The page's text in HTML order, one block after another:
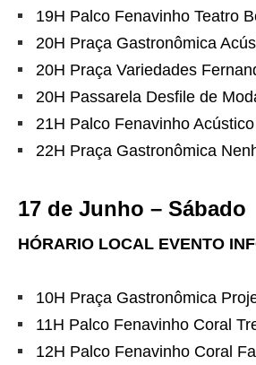
19H Palco Fenavinho Teatro
20H Praça Gastronômica
20H Praça Variedades
20H Passarela Desfile de
21H Palco Fenavinho
22H Praça Gastronômica
17 de Junho – Sábado
HÓRARIO LOCAL EVENTO
10H Praça Gastronômica
11H Palco Fenavinho Coral
12H Palco Fenavinho Coral